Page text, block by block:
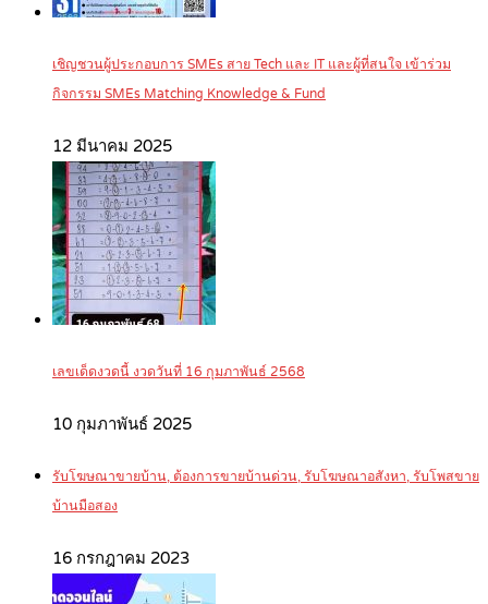
เชิญชวนผู้ประกอบการ SMEs สาย Tech และ IT และผู้ที่สนใจ เข้าร่วม
กิจกรรม SMEs Matching Knowledge & Fund
12 มีนาคม 2025
เลขเด็ดงวดนี้ งวดวันที่ 16 กุมภาพันธ์ 2568
10 กุมภาพันธ์ 2025
รับโฆษณาขายบ้าน, ต้องการขายบ้านด่วน, รับโฆษณาอสังหา, รับโพสขาย
บ้านมือสอง
16 กรกฎาคม 2023